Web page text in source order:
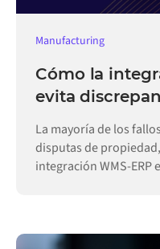
Manufacturing
Cómo la
evita
La mayoría de los
disputas de
integración WMS-